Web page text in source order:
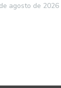
agosto de 2026